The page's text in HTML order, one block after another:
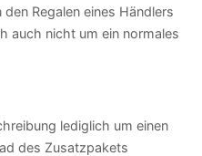
Regalen eines Händlers
auch nicht um ein normales
lediglich um einen
des Zusatzpakets